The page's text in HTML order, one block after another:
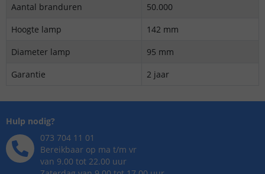
Aantal branduren
50.000
Hoogte lamp
142 mm
Diameter lamp
95 mm
Garantie
2 jaar
Hulp nodig?
073 704 11 01
Bereikbaar op ma t/m vr
van 9.00 tot 22.00 uur